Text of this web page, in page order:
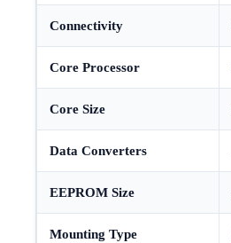
Connectivity
Core Processor
Core Size
Data Converters
EEPROM Size
Mounting Type